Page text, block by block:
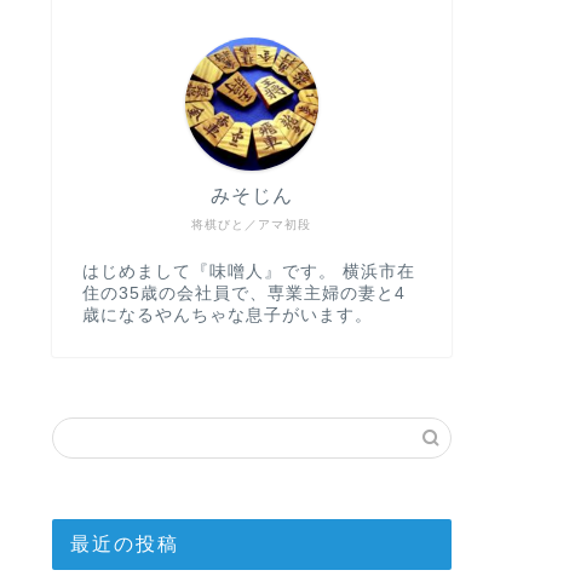
将棋びと／アマ初段
みそじん
はじめまして『味噌人』です。 横浜市在
住の35歳の会社員で、専業主婦の妻と4
歳になるやんちゃな息子がいます。
最近の投稿